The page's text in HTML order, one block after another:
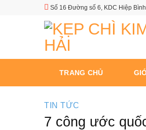
Số 16 Đường số 6, KDC Hiệp
TRANG CHỦ
TIN TỨC
7 công ước